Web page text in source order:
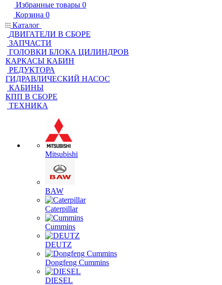
Избранные товары 0
Корзина 0
Каталог
ДВИГАТЕЛИ В СБОРЕ
ЗАПЧАСТИ
ГОЛОВКИ БЛОКА ЦИЛИНДРОВ
КАРКАСЫ КАБИН
РЕДУКТОРА
ГИДРАВЛИЧЕСКИЙ НАСОС
КАБИНЫ
КПП В СБОРЕ
ТЕХНИКА
Mitsubishi
BAW
Caterpillar
Cummins
DEUTZ
Dongfeng Cummins
DIESEL